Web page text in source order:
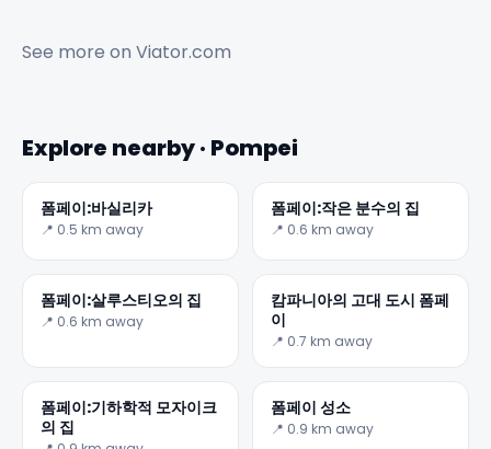
See more on Viator.com
Explore nearby · Pompei
폼페이:바실리카
📍 0.5 km away
폼페이:작은 분수의 집
📍 0.6 km away
폼페이:살루스티오의 집
📍 0.6 km away
캄파니아의 고대 도시 폼페
이
📍 0.7 km away
폼페이:기하학적 모자이크
의 집
폼페이 성소
📍 0.9 km away
✕